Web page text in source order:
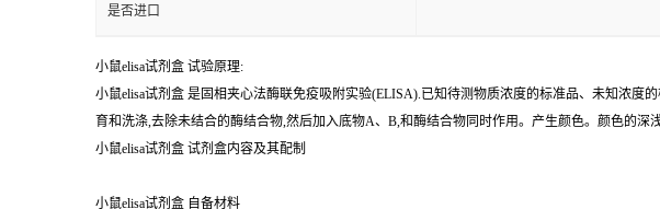
应用
是否进口
小鼠elisa试剂盒 试验原理:
小鼠elisa试剂盒 是固相夹心法酶联免疫吸附实验(ELISA).已知待测物质浓度的标准品、未知浓度
小鼠elisa试剂盒 试剂盒内容及其配制